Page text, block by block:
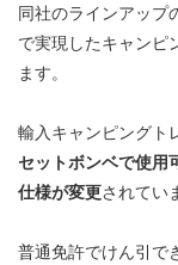
同社のラインアップ
で実現したキャンピ
ます。
輸入キャンピングト
セットボンベで使用
仕様が変更されてい
普通免許でけん引で